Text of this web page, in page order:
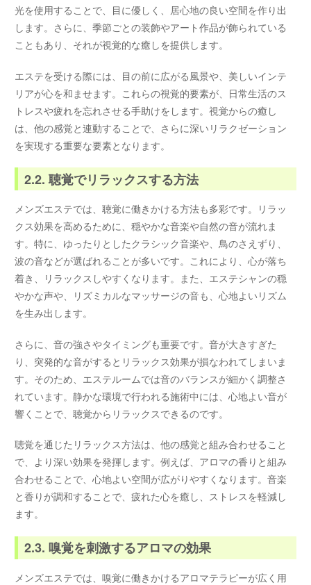
光を使用することで、目に優しく、居心地の良い空間を作り出
します。さらに、季節ごとの装飾やアート作品が飾られている
こともあり、それが視覚的な癒しを提供します。
エステを受ける際には、目の前に広がる風景や、美しいインテ
リアが心を和ませます。これらの視覚的要素が、日常生活のス
トレスや疲れを忘れさせる手助けをします。視覚からの癒し
は、他の感覚と連動することで、さらに深いリラクゼーション
を実現する重要な要素となります。
2.2. 聴覚でリラックスする方法
メンズエステでは、聴覚に働きかける方法も多彩です。リラッ
クス効果を高めるために、穏やかな音楽や自然の音が流れま
す。特に、ゆったりとしたクラシック音楽や、鳥のさえずり、
波の音などが選ばれることが多いです。これにより、心が落ち
着き、リラックスしやすくなります。また、エステシャンの穏
やかな声や、リズミカルなマッサージの音も、心地よいリズム
を生み出します。
さらに、音の強さやタイミングも重要です。音が大きすぎた
り、突発的な音がするとリラックス効果が損なわれてしまいま
す。そのため、エステルームでは音のバランスが細かく調整さ
れています。静かな環境で行われる施術中には、心地よい音が
響くことで、聴覚からリラックスできるのです。
聴覚を通じたリラックス方法は、他の感覚と組み合わせること
で、より深い効果を発揮します。例えば、アロマの香りと組み
合わせることで、心地よい空間が広がりやすくなります。音楽
と香りが調和することで、疲れた心を癒し、ストレスを軽減し
ます。
2.3. 嗅覚を刺激するアロマの効果
メンズエステでは、嗅覚に働きかけるアロマテラピーが広く用